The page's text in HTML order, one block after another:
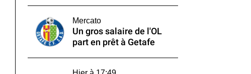
Mercato
Un gros salaire de l'OL
part en prêt à Getafe